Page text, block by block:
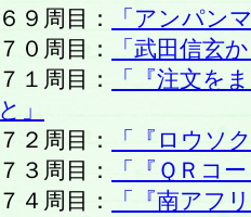
６９周目：
「アンパン
７０周目：
「武田信玄
７１周目：
「『注文を
と」
７２周目：
「『ロウソ
７３周目：
「『ＱＲコ
７４周目：
「『南アフ